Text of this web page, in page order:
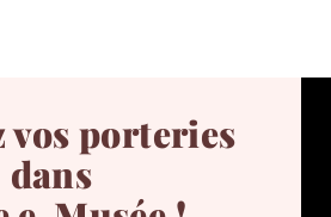
vos porteries
dans